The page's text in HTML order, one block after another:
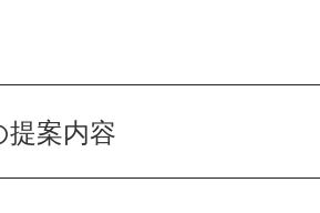
提案内容